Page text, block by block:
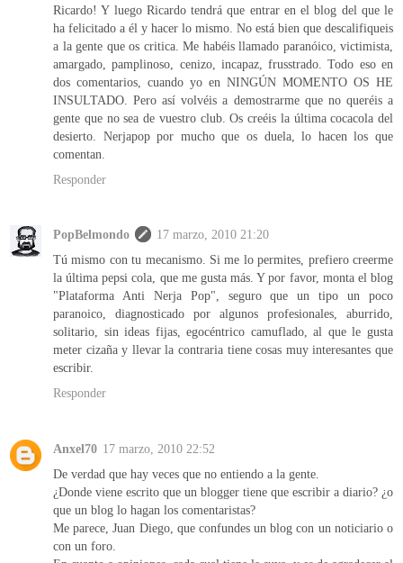
Ricardo! Y luego Ricardo tendrá que entrar en el blog del que le
ha felicitado a él y hacer lo mismo. No está bien que descalifiqueis
a la gente que os critica. Me habéis llamado paranóico, victimista,
amargado, pamplinoso, cenizo, incapaz, frusstrado. Todo eso en
dos comentarios, cuando yo en NINGÚN MOMENTO OS HE
INSULTADO. Pero así volvéis a demostrarme que no queréis a
gente que no sea de vuestro club. Os creéis la última cocacola del
desierto. Nerjapop por mucho que os duela, lo hacen los que
comentan.
Responder
PopBelmondo
17 marzo, 2010 21:20
Tú mismo con tu mecanismo. Si me lo permites, prefiero creerme
la última pepsi cola, que me gusta más. Y por favor, monta el blog
"Plataforma Anti Nerja Pop", seguro que un tipo un poco
paranoico, diagnosticado por algunos profesionales, aburrido,
solitario, sin ideas fijas, egocéntrico camuflado, al que le gusta
meter cizaña y llevar la contraria tiene cosas muy interesantes que
escribir.
Responder
Anxel70 17 marzo, 2010 22:52
De verdad que hay veces que no entiendo a la gente.
¿Donde viene escrito que un blogger tiene que escribir a diario? ¿o
que un blog lo hagan los comentaristas?
Me parece, Juan Diego, que confundes un blog con un noticiario o
con un foro.